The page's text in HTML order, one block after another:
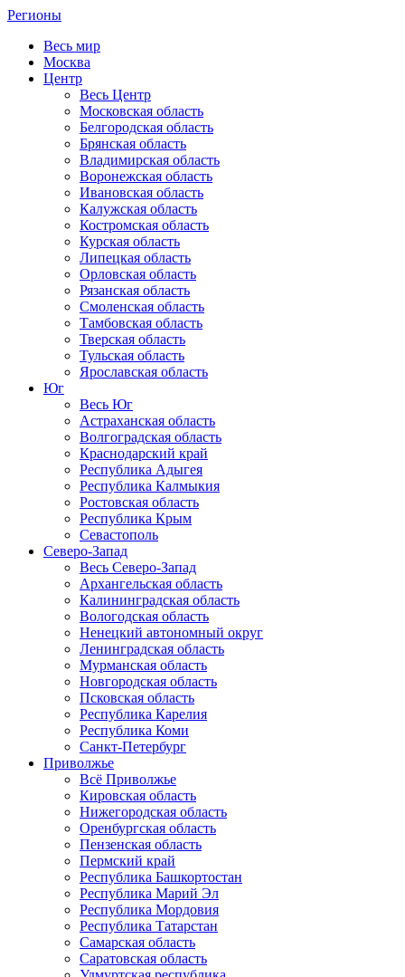
Регионы
Весь мир
Москва
Центр
Весь Центр
Московская область
Белгородская область
Брянская область
Владимирская область
Воронежская область
Ивановская область
Калужская область
Костромская область
Курская область
Липецкая область
Орловская область
Рязанская область
Смоленская область
Тамбовская область
Тверская область
Тульская область
Ярославская область
Юг
Весь Юг
Астраханская область
Волгоградская область
Краснодарский край
Республика Адыгея
Республика Калмыкия
Ростовская область
Республика Крым
Севастополь
Северо-Запад
Весь Северо-Запад
Архангельская область
Калининградская область
Вологодская область
Ненецкий автономный округ
Ленинградская область
Мурманская область
Новгородская область
Псковская область
Республика Карелия
Республика Коми
Санкт-Петербург
Приволжье
Всё Приволжье
Кировская область
Нижегородская область
Оренбургская область
Пензенская область
Пермский край
Республика Башкортостан
Республика Марий Эл
Республика Мордовия
Республика Татарстан
Самарская область
Саратовская область